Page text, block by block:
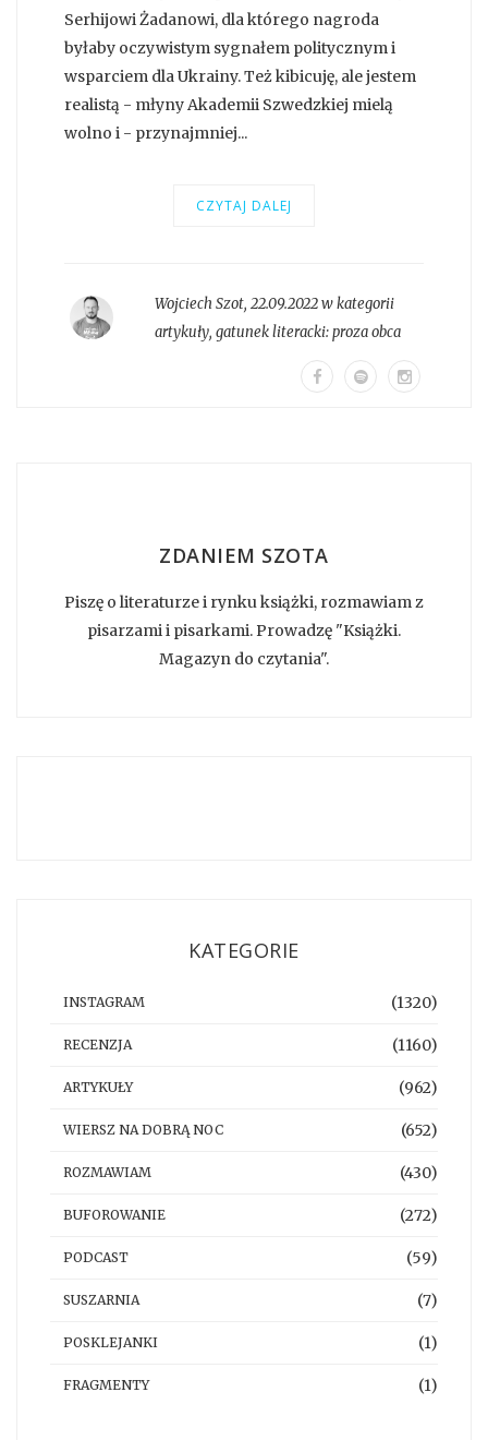
Serhijowi Żadanowi, dla którego nagroda
byłaby oczywistym sygnałem politycznym i
wsparciem dla Ukrainy. Też kibicuję, ale jestem
realistą - młyny Akademii Szwedzkiej mielą
wolno i - przynajmniej...
CZYTAJ DALEJ
Wojciech Szot, 22.09.2022 w kategorii
artykuły, gatunek literacki:proza obca
ZDANIEM SZOTA
Piszę o literaturze i rynku książki, rozmawiam z
pisarzami i pisarkami. Prowadzę "Książki.
Magazyn do czytania".
KATEGORIE
INSTAGRAM (1320)
RECENZJA (1160)
ARTYKUŁY (962)
WIERSZ NA DOBRĄ NOC (652)
ROZMAWIAM (430)
BUFOROWANIE (272)
PODCAST (59)
SUSZARNIA (7)
POSKLEJANKI (1)
FRAGMENTY (1)